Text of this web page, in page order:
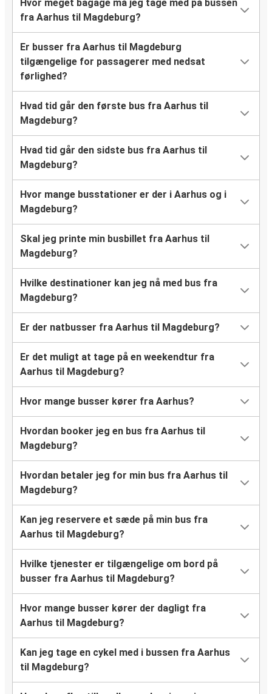
Hvor meget bagage må jeg tage med på bussen
fra Aarhus til Magdeburg?
Er busser fra Aarhus til Magdeburg
tilgængelige for passagerer med nedsat
førlighed?
Hvad tid går den første bus fra Aarhus til
Magdeburg?
Hvad tid går den sidste bus fra Aarhus til
Magdeburg?
Hvor mange busstationer er der i Aarhus og i
Magdeburg?
Skal jeg printe min busbillet fra Aarhus til
Magdeburg?
Hvilke destinationer kan jeg nå med bus fra
Magdeburg?
Er der natbusser fra Aarhus til Magdeburg?
Er det muligt at tage på en weekendtur fra
Aarhus til Magdeburg?
Hvor mange busser kører fra Aarhus?
Hvordan booker jeg en bus fra Aarhus til
Magdeburg?
Hvordan betaler jeg for min bus fra Aarhus til
Magdeburg?
Kan jeg reservere et sæde på min bus fra
Aarhus til Magdeburg?
Hvilke tjenester er tilgængelige om bord på
busser fra Aarhus til Magdeburg?
Hvor mange busser kører der dagligt fra
Aarhus til Magdeburg?
Kan jeg tage en cykel med i bussen fra Aarhus
til Magdeburg?